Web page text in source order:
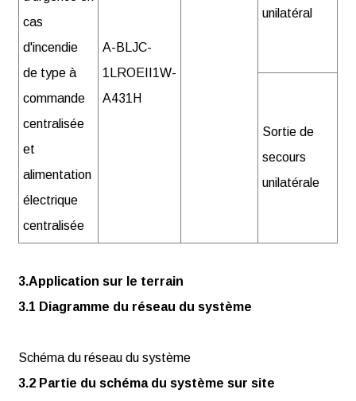
cas
d'incendie
de type à
commande
centralisée
et
alimentation
électrique
centralisée
A-BLJC-
1LROEII1W-
A431H
unilatéral
Sortie de
secours
unilatérale
3.Application sur le terrain
3.1 Diagramme du réseau du système
Schéma du réseau du système
3.2 Partie du schéma du système sur site